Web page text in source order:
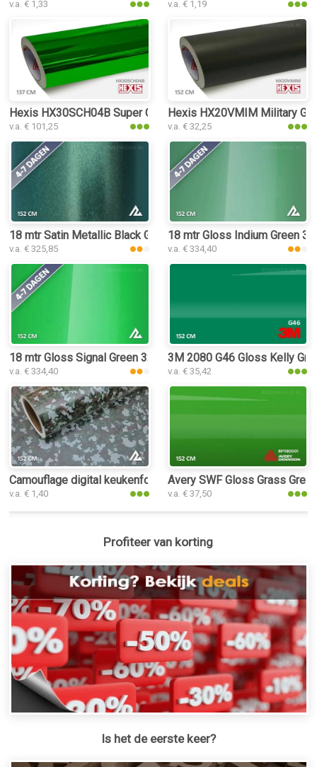
v.a. € 1,33 v.a. € 1,19
Hexis HX30SCH04B Super Chrome Green Gloss keukenfolie
v.a. € 101,25
Hexis HX20VMIM Military
v.a. € 32,25
18 mtr Satin Metallic Black Green 3116 keukenfolie
v.a. € 325,85
18 mtr Gloss Indium Green
v.a. € 334,40
18 mtr Gloss Signal Green 3236 keukenfolie
v.a. € 334,40
3M 2080 G46 Gloss Kelly
v.a. € 35,42
Camouflage digital keukenfolie
v.a. € 1,40
Avery SWF Gloss Grass
v.a. € 37,50
Profiteer van korting
Is het de eerste keer?